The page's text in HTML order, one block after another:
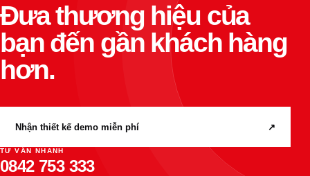
Đưa thương hiệu của
bạn đến gần khách hàng
hơn.
Nhận thiết kế demo miễn phí ↗
TƯ VẤN NHANH
0842 753 333